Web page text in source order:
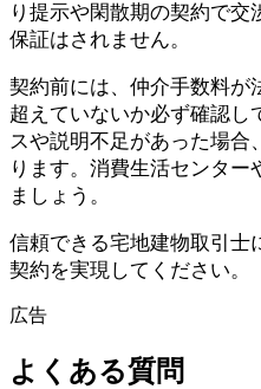
り提示や閑散期の契約で交
保証はされません。
契約前には、仲介手数料が
超えていないか必ず確認し
スや説明不足があった場合
ります。消費生活センター
ましょう。
信頼できる宅地建物取引士
契約を実現してください。
広告
よくある質問